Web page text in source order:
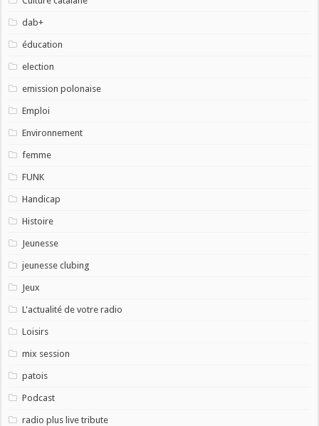
dab+
éducation
election
emission polonaise
Emploi
Environnement
femme
FUNK
Handicap
Histoire
Jeunesse
jeunesse clubing
Jeux
L'actualité de votre radio
Loisirs
mix session
patois
Podcast
radio plus live tribute